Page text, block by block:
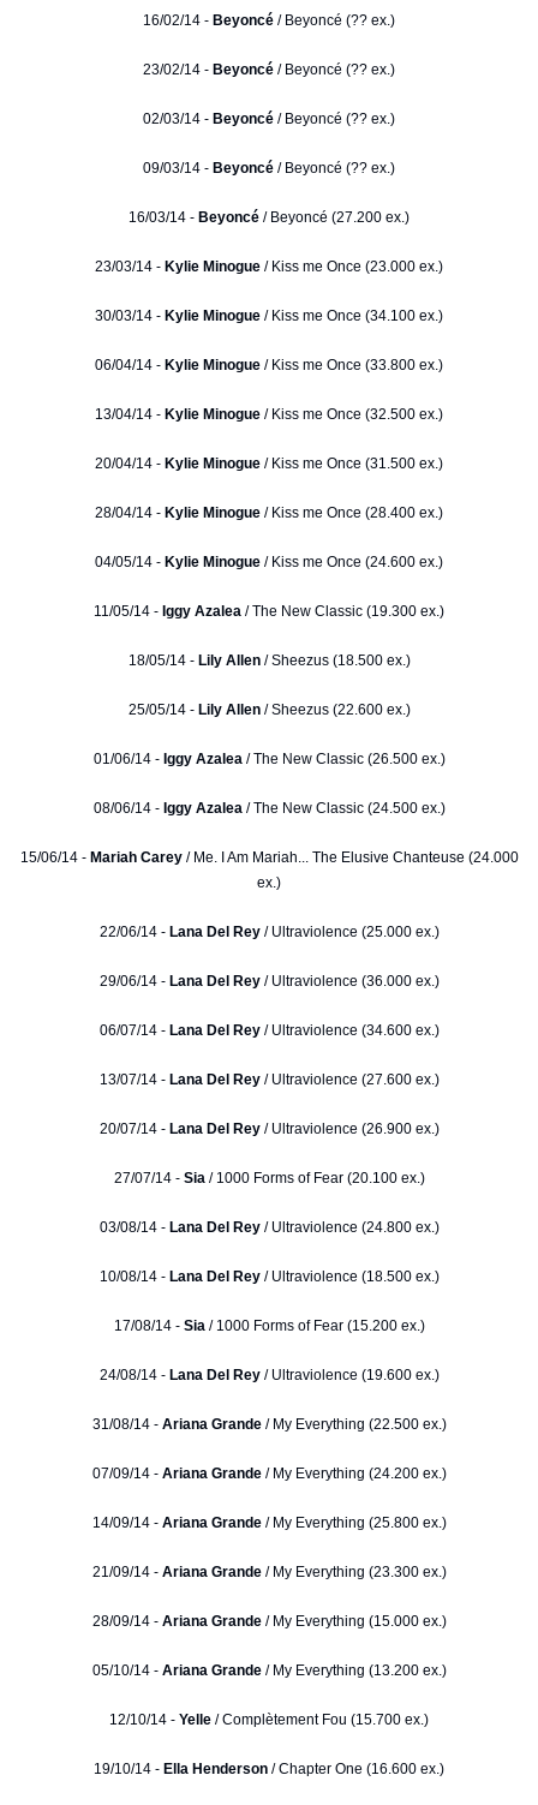
16/02/14 - Beyoncé / Beyoncé (?? ex.)
23/02/14 - Beyoncé / Beyoncé (?? ex.)
02/03/14 - Beyoncé / Beyoncé (?? ex.)
09/03/14 - Beyoncé / Beyoncé (?? ex.)
16/03/14 - Beyoncé / Beyoncé (27.200 ex.)
23/03/14 - Kylie Minogue / Kiss me Once (23.000 ex.)
30/03/14 - Kylie Minogue / Kiss me Once (34.100 ex.)
06/04/14 - Kylie Minogue / Kiss me Once (33.800 ex.)
13/04/14 - Kylie Minogue / Kiss me Once (32.500 ex.)
20/04/14 - Kylie Minogue / Kiss me Once (31.500 ex.)
28/04/14 - Kylie Minogue / Kiss me Once (28.400 ex.)
04/05/14 - Kylie Minogue / Kiss me Once (24.600 ex.)
11/05/14 - Iggy Azalea / The New Classic (19.300 ex.)
18/05/14 - Lily Allen/ Sheezus (18.500 ex.)
25/05/14 - Lily Allen/ Sheezus (22.600 ex.)
01/06/14 - Iggy Azalea/ The New Classic (26.500 ex.)
08/06/14 - Iggy Azalea/ The New Classic (24.500 ex.)
15/06/14 - Mariah Carey/ Me. I Am Mariah... The Elusive Chanteuse (24.000
ex.)
22/06/14 - Lana Del Rey/ Ultraviolence (25.000 ex.)
29/06/14 - Lana Del Rey / Ultraviolence (36.000 ex.)
06/07/14 - Lana Del Rey/ Ultraviolence (34.600 ex.)
13/07/14 -Lana Del Rey / Ultraviolence (27.600 ex.)
20/07/14 -Lana Del Rey/ Ultraviolence (26.900 ex.)
27/07/14 - Sia / 1000 Forms of Fear (20.100 ex.)
03/08/14 - Lana Del Rey / Ultraviolence (24.800 ex.)
10/08/14 - Lana Del Rey/ Ultraviolence (18.500 ex.)
17/08/14 - Sia / 1000 Forms of Fear (15.200 ex.)
24/08/14 -Lana Del Rey/ Ultraviolence (19.600 ex.)
31/08/14 - Ariana Grande/ My Everything (22.500 ex.)
07/09/14 - Ariana Grande/ My Everything (24.200 ex.)
14/09/14 - Ariana Grande/ My Everything (25.800 ex.)
21/09/14 - Ariana Grande/ My Everything (23.300 ex.)
28/09/14 - Ariana Grande/ My Everything (15.000 ex.)
05/10/14 -Ariana Grande/ My Everything (13.200 ex.)
12/10/14 - Yelle / Complètement Fou (15.700 ex.)
19/10/14 - Ella Henderson / Chapter One (16.600 ex.)